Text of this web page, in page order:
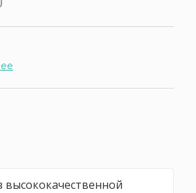
высококачественной